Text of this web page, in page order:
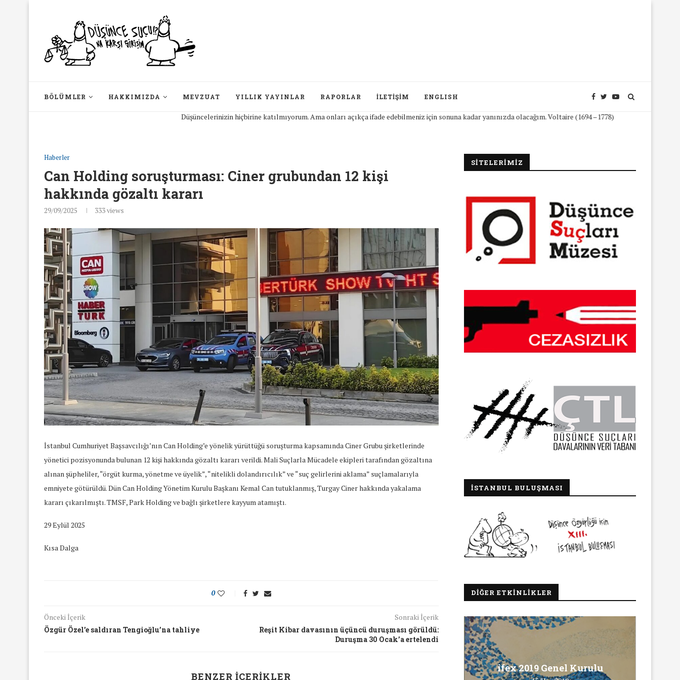
BÖLÜMLER HAKKIMIZDA MEVZUAT YILLIK YAYINLAR RAPORLAR İLETIŞIM ENGLISH
Düşüncelerinizin hiçbirine katılmıyorum. Ama onları açıkça ifade edebilmeniz için sonuna kadar yanınızda olacağım. Voltaire (1694 –1778)
Haberler
Can Holding soruşturması: Ciner grubundan 12 kişi
hakkında gözaltı kararı
29/09/2025 333views
İstanbul Cumhuriyet Başsavcılığı’nın Can Holding’e yönelik yürüttüğü soruşturma kapsamında Ciner Grubu şirketlerinde
yönetici pozisyonunda bulunan 12 kişi hakkında gözaltı kararı verildi. Mali Suçlarla Mücadele ekipleri tarafından gözaltına
alınan şüpheliler, “örgüt kurma, yönetme ve üyelik”, “nitelikli dolandırıcılık” ve “suç gelirlerini aklama” suçlamalarıyla
emniyete götürüldü. Dün Can Holding Yönetim Kurulu Başkanı Kemal Can tutuklanmış, Turgay Ciner hakkında yakalama
kararı çıkarılmıştı. TMSF, Park Holding ve bağlı şirketlere kayyum atamıştı.
29 Eylül 2025
Kısa Dalga
0
Önceki İçerik
Özgür Özel’e saldıran Tengioğlu’na tahliye
Sonraki İçerik
Reşit Kibar davasının üçüncü duruşması görüldü:
Duruşma 30 Ocak’a ertelendi
BENZER İÇERIKLER
SİTELERİMİZ
İSTANBUL BULUŞMASI
DIĞER ETKINLIKLER
Konuştuk
ifex 2019 Genel Kurulu